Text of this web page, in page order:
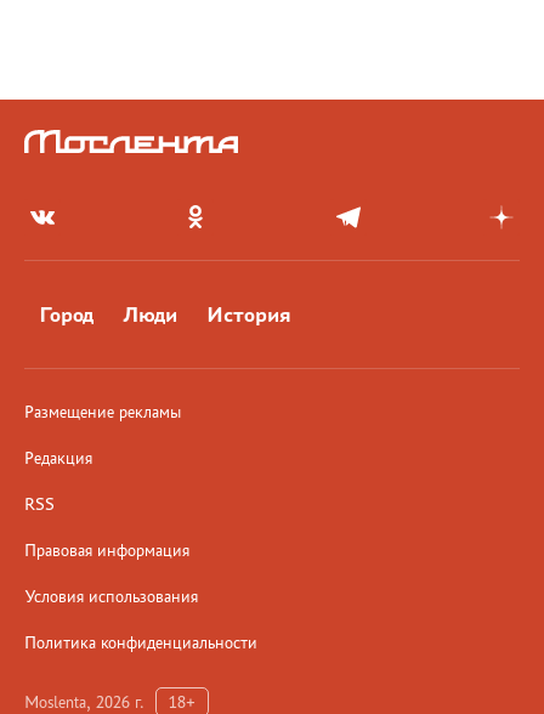
Город Люди История
Размещение рекламы
Редакция
RSS
Правовая информация
Условия использования
Политика конфиденциальности
Moslenta, 2026 г. 18+